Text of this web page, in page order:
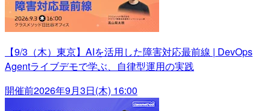
【9/3（木）東京】AIを活用した障害対応最前線 | DevOps
Agentライブデモで学ぶ、自律型運用の実践
開催前2026年9月3日(木) 16:00